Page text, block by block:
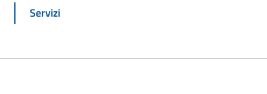
Servizi